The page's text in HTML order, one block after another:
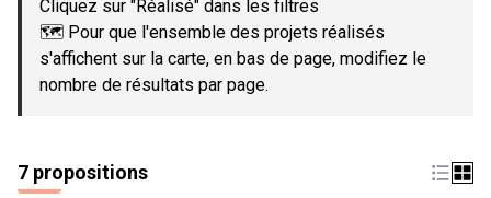
Cliquez sur "Réalisé" dans les filtres
🗺️ Pour que l'ensemble des projets réalisés
s'affichent sur la carte, en bas de page, modifiez le
nombre de résultats par page.
7 propositions